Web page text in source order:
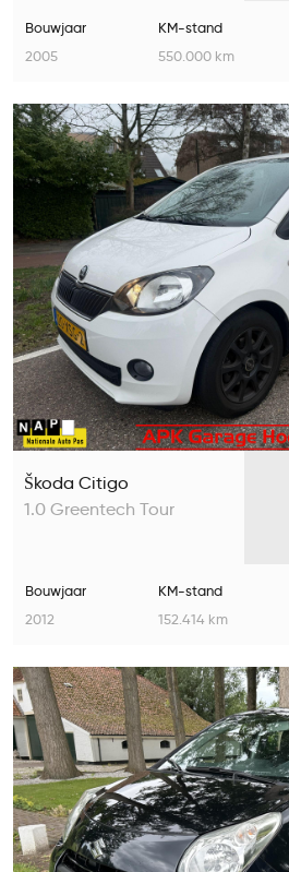
Bouwjaar
2005
KM-stand
550.000 km
Škoda Citigo
1.0 Greentech Tour
Bouwjaar
2012
KM-stand
152.414 km